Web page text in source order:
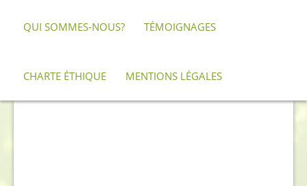
QUI SOMMES-NOUS? TÉMOIGNAGES
CHARTE ÉTHIQUE MENTIONS LÉGALES